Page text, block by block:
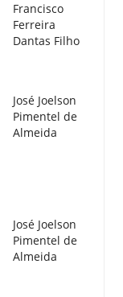
Francisco
Ferreira
Dantas Filho
José Joelson
Pimentel de
Almeida
José Joelson
Pimentel de
Almeida